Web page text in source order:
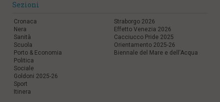
Sezioni
Cronaca
Nera
Sanità
Scuola
Porto & Economia
Politica
Sociale
Goldoni 2025-26
Sport
Itinera
Straborgo 2026
Effetto Venezia 2026
Cacciucco Pride 2025
Orientamento 2025-26
Biennale del Mare e dell'Acqua